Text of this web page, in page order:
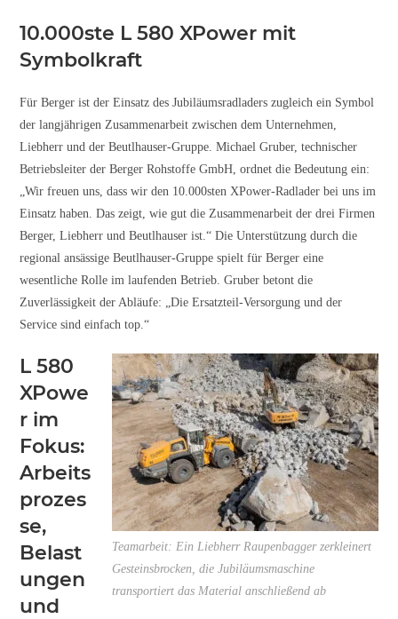
10.000ste L 580 XPower mit
Symbolkraft
Für Berger ist der Einsatz des Jubiläumsradladers zugleich ein Symbol
der langjährigen Zusammenarbeit zwischen dem Unternehmen,
Liebherr und der Beutlhauser-Gruppe. Michael Gruber, technischer
Betriebsleiter der Berger Rohstoffe GmbH, ordnet die Bedeutung ein:
„Wir freuen uns, dass wir den 10.000sten XPower-Radlader bei uns im
Einsatz haben. Das zeigt, wie gut die Zusammenarbeit der drei Firmen
Berger, Liebherr und Beutlhauser ist.“ Die Unterstützung durch die
regional ansässige Beutlhauser-Gruppe spielt für Berger eine
wesentliche Rolle im laufenden Betrieb. Gruber betont die
Zuverlässigkeit der Abläufe: „Die Ersatzteil-Versorgung und der
Service sind einfach top.“
Teamarbeit: Ein Liebherr Raupenbagger zerkleinert
Gesteinsbrocken, die Jubiläumsmaschine
transportiert das Material anschließend ab
L 580
XPowe
r im
Fokus:
Arbeits
prozes
se,
Belast
ungen
und